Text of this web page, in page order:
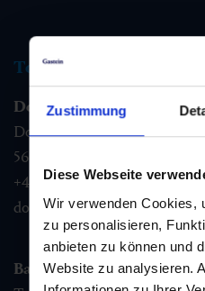
Zustimmung
Diese Webseite
Wir verwenden Cookies,
zu personalisieren,
anbieten zu können und
Website zu analysieren.
Tourist information
Dorfgastein
Dorfstraße 1,
5632
+43 6432 3393 460
dorfgastein@gastein.com
Bad Hofgastein